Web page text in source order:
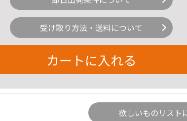
受け取り方法・送料について
カートに入れる
欲しいものリスト